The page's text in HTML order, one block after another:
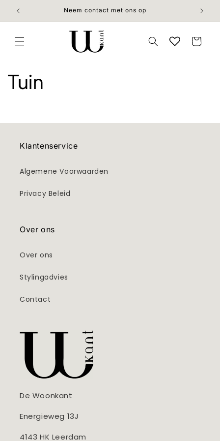
naar de
content
Neem contact met ons op
Winkelwagen
Tuin
Klantenservice
Algemene Voorwaarden
Privacy Beleid
Over ons
Over ons
Stylingadvies
Contact
De Woonkant
Energieweg 13J
4143 HK Leerdam